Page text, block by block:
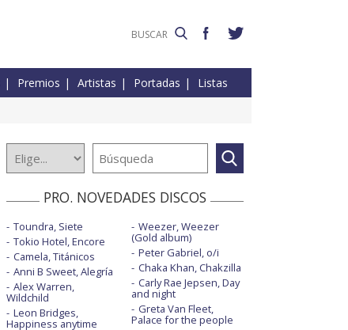
Premios Artistas Portadas Listas
PRO. NOVEDADES DISCOS
Toundra, Siete
Tokio Hotel, Encore
Camela, Titánicos
Anni B Sweet, Alegría
Alex Warren,
Wildchild
Leon Bridges,
Happiness anytime
Weezer, Weezer
(Gold album)
Peter Gabriel, o/i
Chaka Khan, Chakzilla
Carly Rae Jepsen, Day
and night
Greta Van Fleet,
Palace for the people